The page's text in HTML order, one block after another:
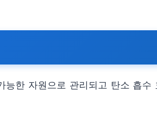
한 자원으로 관리되고 탄소 흡수